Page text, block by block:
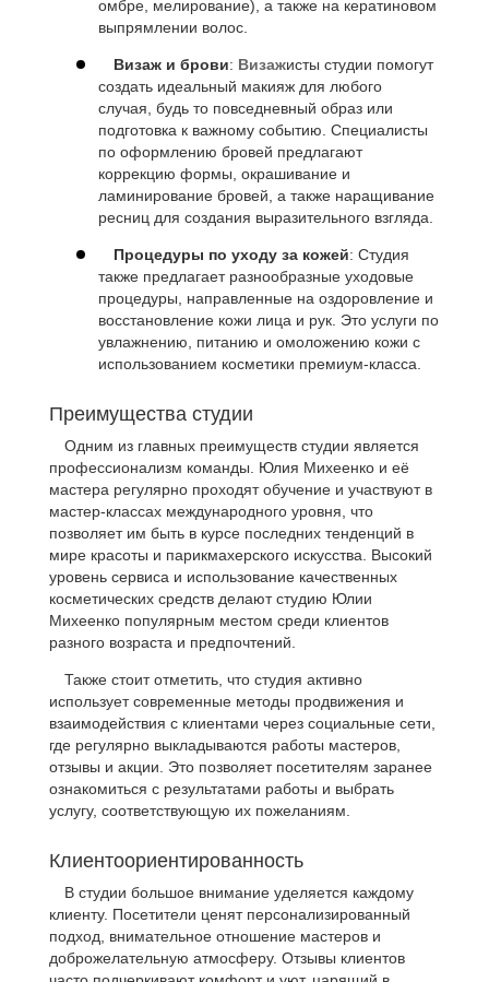
омбре, мелирование), а также на кератиновом
выпрямлении волос.
Визаж и брови: Визажисты студии помогут
создать идеальный макияж для любого
случая, будь то повседневный образ или
подготовка к важному событию. Специалисты
по оформлению бровей предлагают
коррекцию формы, окрашивание и
ламинирование бровей, а также наращивание
ресниц для создания выразительного взгляда.
Процедуры по уходу за кожей: Студия
также предлагает разнообразные уходовые
процедуры, направленные на оздоровление и
восстановление кожи лица и рук. Это услуги по
увлажнению, питанию и омоложению кожи с
использованием косметики премиум-класса.
Преимущества студии
Одним из главных преимуществ студии является
профессионализм команды. Юлия Михеенко и её
мастера регулярно проходят обучение и участвуют в
мастер-классах международного уровня, что
позволяет им быть в курсе последних тенденций в
мире красоты и парикмахерского искусства. Высокий
уровень сервиса и использование качественных
косметических средств делают студию Юлии
Михеенко популярным местом среди клиентов
разного возраста и предпочтений.
Также стоит отметить, что студия активно
использует современные методы продвижения и
взаимодействия с клиентами через социальные сети,
где регулярно выкладываются работы мастеров,
отзывы и акции. Это позволяет посетителям заранее
ознакомиться с результатами работы и выбрать
услугу, соответствующую их пожеланиям.
Клиентоориентированность
В студии большое внимание уделяется каждому
клиенту. Посетители ценят персонализированный
подход, внимательное отношение мастеров и
доброжелательную атмосферу. Отзывы клиентов